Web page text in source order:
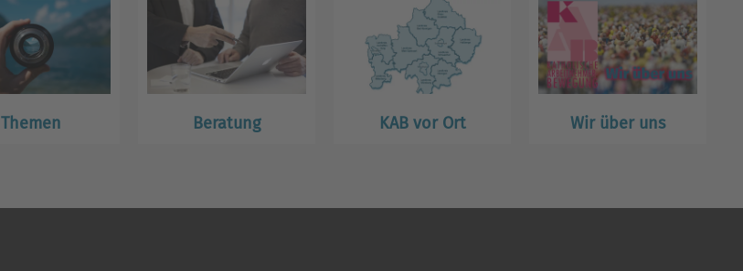
Themen Beratung KAB vor Ort Wir über uns